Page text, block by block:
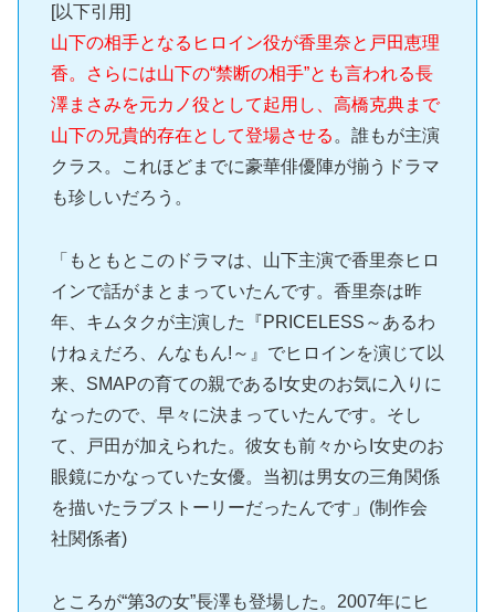
[以下引用]
山下の相手となるヒロイン役が香里奈と戸田恵理
香。さらには山下の“禁断の相手”とも言われる長
澤まさみを元カノ役として起用し、高橋克典まで
山下の兄貴的存在として登場させる 。誰もが主演
クラス。これほどまでに豪華俳優陣が揃うドラマ
も珍しいだろう。
「もともとこのドラマは、山下主演で香里奈ヒロ
インで話がまとまっていたんです。香里奈は昨
年、キムタクが主演した『PRICELESS～あるわ
けねぇだろ、んなもん!～』でヒロインを演じて以
来、SMAPの育ての親であるI女史のお気に入りに
なったので、早々に決まっていたんです。そし
て、戸田が加えられた。彼女も前々からI女史のお
眼鏡にかなっていた女優。当初は男女の三角関係
を描いたラブストーリーだったんです」(制作会
社関係者)
ところが“第3の女”長澤も登場した。2007年にヒ